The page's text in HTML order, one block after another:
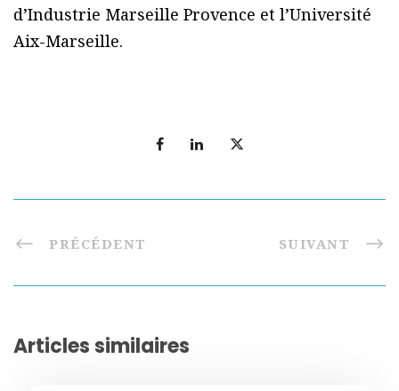
d’Industrie Marseille Provence et l’Université
Aix-Marseille.
PRÉCÉDENT SUIVANT
Articles similaires